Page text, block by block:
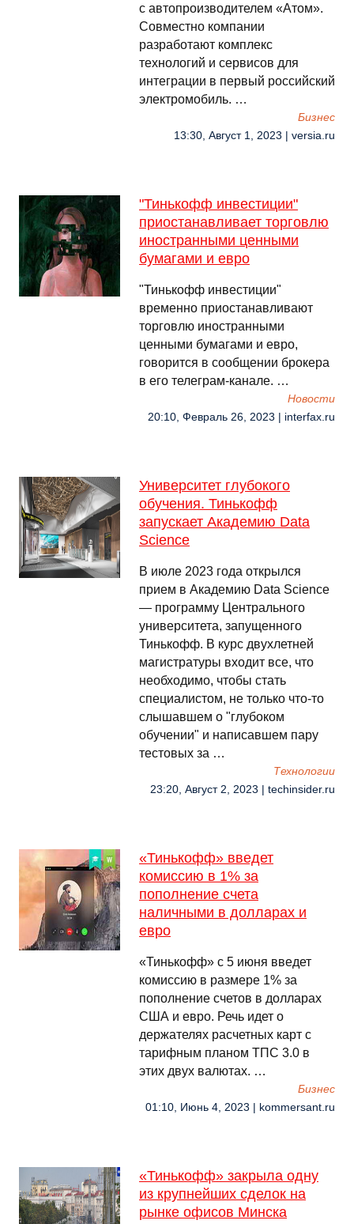
с автопроизводителем «Атом».
Совместно компании
разработают комплекс
технологий и сервисов для
интеграции в первый российский
электромобиль. …
Бизнес
13:30, Август 1, 2023 | versia.ru
"Тинькофф инвестиции"
приостанавливает торговлю
иностранными ценными
бумагами и евро
"Тинькофф инвестиции"
временно приостанавливают
торговлю иностранными
ценными бумагами и евро,
говорится в сообщении брокера
в его телеграм-канале. …
Новости
20:10, Февраль 26, 2023 | interfax.ru
Университет глубокого
обучения. Тинькофф
запускает Академию Data
Science
В июле 2023 года открылся
прием в Академию Data Science
— программу Центрального
университета, запущенного
Тинькофф. В курс двухлетней
магистратуры входит все, что
необходимо, чтобы стать
специалистом, не только что-то
слышавшем о "глубоком
обучении" и написавшем пару
тестовых за …
Технологии
23:20, Август 2, 2023 | techinsider.ru
«Тинькофф» введет
комиссию в 1% за
пополнение счета
наличными в долларах и
евро
«Тинькофф» с 5 июня введет
комиссию в размере 1% за
пополнение счетов в долларах
США и евро. Речь идет о
держателях расчетных карт с
тарифным планом ТПС 3.0 в
этих двух валютах. …
Бизнес
01:10, Июнь 4, 2023 | kommersant.ru
«Тинькофф» закрыла одну
из крупнейших сделок на
рынке офисов Минска